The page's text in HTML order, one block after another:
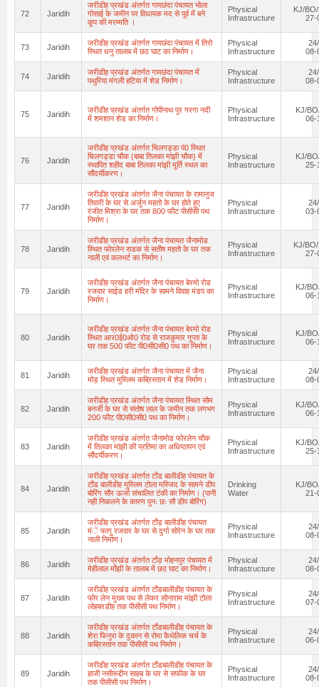
72 Jaridih
जरीडीह प्रखंड अंतर्गत गायछंदा पंचायत भोला
गोसाई के जमीन पर विधायक मद से पूर्व में बने
कूप की मरम्मति ।
Physical
Infrastructure
KJ/
27-
73 Jaridih
जरीडीह प्रखंड अंतर्गत गायछंदा पंचायत में तिरो
स्थित धनु तालाब में छठ घाट का निर्माण।
Physical
Infrastructure
08-
74 Jaridih
जरीडीह प्रखंड अंतर्गत गायछंदा पंचायत में
पथुरिया मंगली हटिया में शेड निर्माण।
Physical
Infrastructure
08-
75 Jaridih
जरीडीह प्रखंड अंतर्गत गोपीनाथ पुर गरगा नदी
में शमशान शेड का निर्माण।
Physical
Infrastructure
KJ/
06-
76 Jaridih
जरीडीह प्रखंड अंतर्गत चिलगड्डा पं0 स्थित
चिलगड्डा चौक (बाबा तिलका मांझी चौक) में
स्थापित शहीद बाबा तिलका मांझी मूर्ति स्थल का
सौंदर्यीकरण।
Physical
Infrastructure
KJ/
25-
77 Jaridih
जरीडीह प्रखंड अंतर्गत जैना पंचायत के रामानुज
तिवारी के घर से अर्जुन महतो के घर होते हुए
रंजीत मिश्रा के घर तक 800 फीट पीसीसी पथ
निर्माण।
Physical
Infrastructure
03-
78 Jaridih
जरीडीह प्रखंड अंतर्गत जैना पंचायत जैनामोड
स्थित फोरलेन सडक से सतीष महतो के घर तक
नाली एवं कलभर्ट का निर्माण।
Physical
Infrastructure
KJ/
27-
79 Jaridih
जरीडीह प्रखंड अंतर्गत जैना पंचायत बेरमो रोड
रजवार साईड हरी मंदिर के सामने विवाह मंडप का
निर्माण।
Physical
Infrastructure
KJ/
06-
80 Jaridih
जरीडीह प्रखंड अंतर्गत जैना पंचायत बेरमो रोड
स्थित आर0ई0ओ0 रोड से राजकुमार गुप्ता के
घर तक 500 फीट पी0सी0सी0 पथ का निर्माण।
Physical
Infrastructure
KJ/
06-
81 Jaridih
जरीडीह प्रखंड अंतर्गत जैना पंचायत में जैना
मोड़ स्थित मुस्लिम कब्रिस्तान में शेड निर्माण।
Physical
Infrastructure
08-
82 Jaridih
जरीडीह प्रखंड अंतर्गत जैना पंचायत स्थित सोम
बनर्जी के घर से संतोष लाल के जमीन तक लगभग
200 फीट पी0सी0सी0 पथ का निर्माण।
Physical
Infrastructure
KJ/
06-
83 Jaridih
जरीडीह प्रखंड अंतर्गत जैनामोड फोरलेन चौक
में तिलका मांझी की प्रतिमा का अधिष्ठापन एवं
सौंदर्यीकरण।
Physical
Infrastructure
KJ/
25-
84 Jaridih
जरीडीह प्रखंड अंतर्गत टाँड बालीडीह पंचायत के
टाँड बालीडीह मुस्लिम टोला मस्जिद के सामने डीप
बोरिंग सौर ऊर्जा संचालित टंकी का निर्माण। (पानी
नही निकलने के कारण पुनः छः सौ डीप बोरिंग)
Drinking
Water
KJ/
21-
85 Jaridih
जरीडीह प्रखंड अंतर्गत टाँड़ बालीडीह पंचायत
मंे फागु रजवार के घर से दुर्गा सोरेन के घर तक
नाली निर्माण।
Physical
Infrastructure
08-
86 Jaridih
जरीडीह प्रखंड अंतर्गत टाँड़ मोहनपुर पंचायत में
मेहीलाल माँझी के तालाब में छठ घाट का निर्माण।
Physical
Infrastructure
08-
87 Jaridih
जरीडीह प्रखंड अंतर्गत टाँडबालीडीह पंचायत के
फोर लेन मुख्य पथ से लेकर सोनाराम मांझी टोला
लोहबरडीह तक पीसीसी पथ निर्माण।
Physical
Infrastructure
07-
88 Jaridih
जरीडीह प्रखंड अंतर्गत टाँडबालीडीह पंचायत के
शेरा फिनुरा के दुकान से रोमा कैथेलिक चर्च के
कब्रिस्तान तक पीसीसी पथ निर्माण।
Physical
Infrastructure
06-
89 Jaridih
जरीडीह प्रखंड अंतर्गत टाँडबालीडीह पंचायत के
हाजी नसीरूद्दीन साहब के घर से सफीक के घर
तक पीसीसी पथ निर्माण।
Physical
Infrastructure
08-